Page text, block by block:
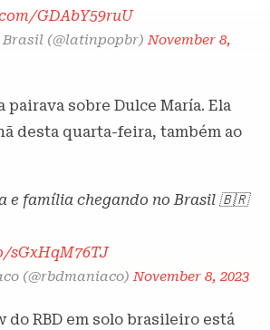
GDAbY59ruU
(@latinpopbr)November 8,
pairava sobre Dulce María. Ela
desta quarta-feira, também ao
e família chegando no Brasil 🇧🇷
(@rbdmaniaco)November 8, 2023
do RBD em solo brasileiro está